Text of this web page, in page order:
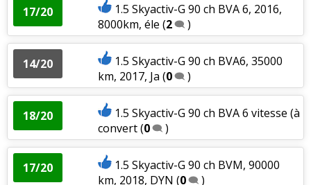
17/20
1.5 Skyactiv-G 90 ch BVA 6, 2016,
8000km, éle (2 )
14/20
1.5 Skyactiv-G 90 ch BVA6, 35000
km, 2017, Ja (0 )
18/20
1.5 Skyactiv-G 90 ch BVA 6 vitesse (à
convert(0 )
17/20
1.5 Skyactiv-G 90 ch BVM, 90000
km, 2018, DYN (0 )